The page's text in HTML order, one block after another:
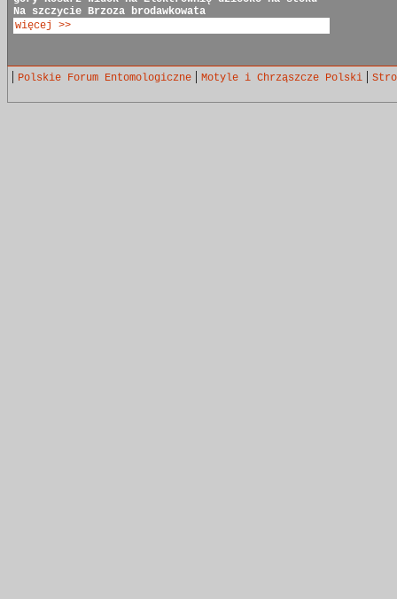
Na szczycie Brzoza brodawkowata
więcej >>
| Polskie Forum Entomologiczne | Motyle i Chrząszcze Polski |